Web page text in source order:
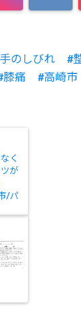
手のしびれ
膝痛 高崎市
く
が
/パ